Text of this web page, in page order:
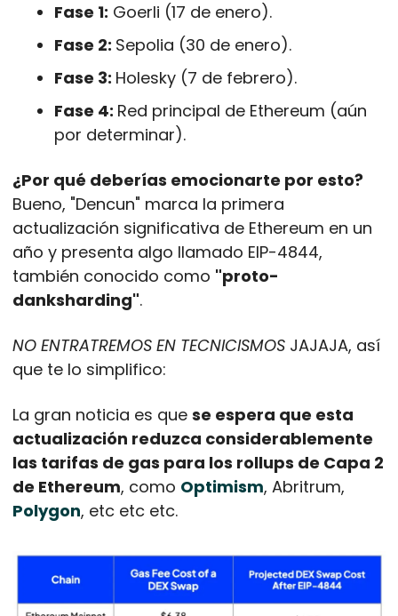
Fase 1: Goerli (17 de enero).
Fase 2: Sepolia (30 de enero).
Fase 3: Holesky (7 de febrero).
Fase 4: Red principal de Ethereum (aún
por determinar).
¿Por qué deberías emocionarte por esto?
Bueno, "Dencun" marca la primera
actualización significativa de Ethereum en un
año y presenta algo llamado EIP-4844,
también conocido como "proto-
danksharding".
NO ENTRATREMOS EN TECNICISMOS JAJAJA, así
que te lo simplifico:
La gran noticia es que se espera que esta
actualización reduzca considerablemente
las tarifas de gas para los rollups de Capa 2
de Ethereum, como Optimism
Polygon, etc etc etc.